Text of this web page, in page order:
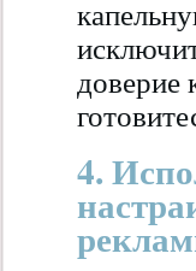
доверие
4.